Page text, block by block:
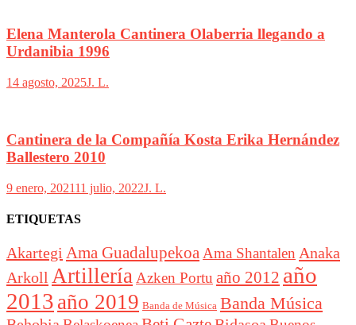
Elena Manterola Cantinera Olaberria llegando a
Urdanibia 1996
14 agosto, 2025J. L.
Cantinera de la Compañía Kosta Erika Hernández
Ballestero 2010
9 enero, 202111 julio, 2022J. L.
ETIQUETAS
Akartegi Ama Guadalupekoa Ama Shantalen Anaka
Arkoll Artillería Azken Portu año 2012 año
2013 año 2019 Banda de Música Banda Música